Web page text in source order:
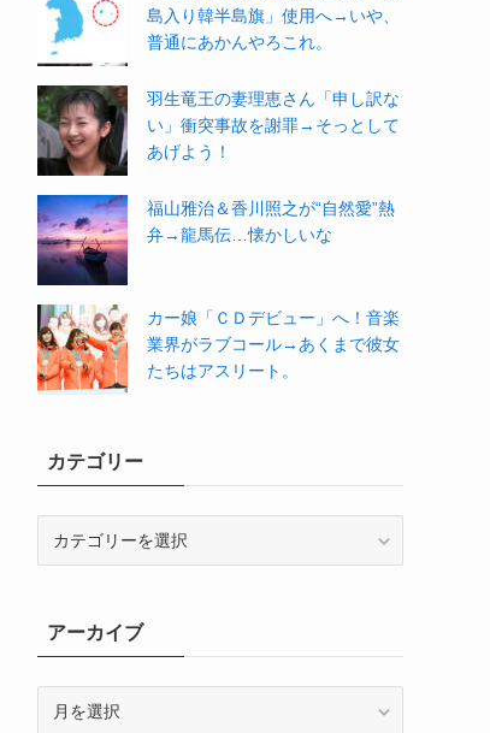
島入り韓半島旗」使用へ→いや、
普通にあかんやろこれ。
羽生竜王の妻理恵さん「申し訳な
い」衝突事故を謝罪→そっとして
あげよう！
福山雅治＆香川照之が“自然愛”熱
弁→龍馬伝…懐かしいな
カー娘「ＣＤデビュー」へ！音楽
業界がラブコール→あくまで彼女
たちはアスリート。
カテゴリー
ーアーカイブ